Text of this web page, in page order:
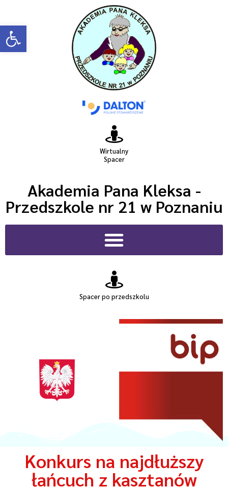
Open toolbar
Wirtualny
Spacer
Akademia Pana Kleksa -
Przedszkole nr 21 w Poznaniu
Spacer po przedszkolu
Konkurs na najdłuższy
łańcuch z kasztanów